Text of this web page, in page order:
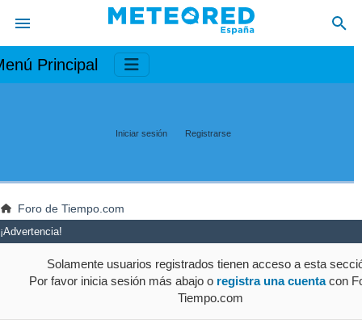
Principal
Iniciar sesión Registrarse
Foro de Tiempo.com
¡Advertencia!
Solamente usuarios registrados tienen acceso a esta
Por favor inicia sesión más abajo o registra una cuentacon
Tiempo.com